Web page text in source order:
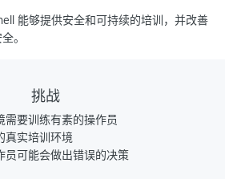
能够提供安全和可持续的培训，并改善
。
挑战
需要训练有素的操作员
真实培训环境
员可能会做出错误的决策